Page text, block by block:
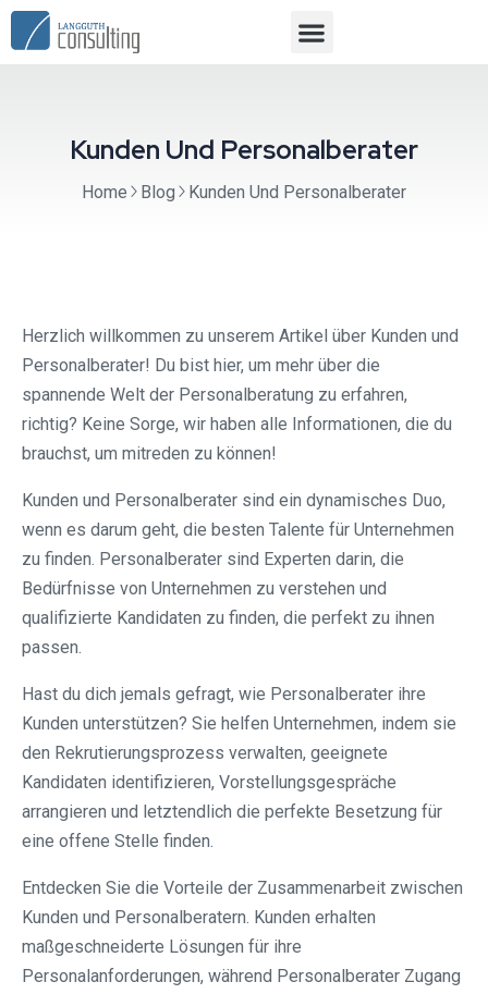
Kunden Und Personalberater
Home Blog Kunden Und Personalberater
Herzlich willkommen zu unserem Artikel über Kunden und
Personalberater! Du bist hier, um mehr über die
spannende Welt der Personalberatung zu erfahren,
richtig? Keine Sorge, wir haben alle Informationen, die du
brauchst, um mitreden zu können!
Kunden und Personalberater sind ein dynamisches Duo,
wenn es darum geht, die besten Talente für Unternehmen
zu finden. Personalberater sind Experten darin, die
Bedürfnisse von Unternehmen zu verstehen und
qualifizierte Kandidaten zu finden, die perfekt zu ihnen
passen.
Hast du dich jemals gefragt, wie Personalberater ihre
Kunden unterstützen? Sie helfen Unternehmen, indem sie
den Rekrutierungsprozess verwalten, geeignete
Kandidaten identifizieren, Vorstellungsgespräche
arrangieren und letztendlich die perfekte Besetzung für
eine offene Stelle finden.
Entdecken Sie die Vorteile der Zusammenarbeit zwischen
Kunden und Personalberatern. Kunden erhalten
maßgeschneiderte Lösungen für ihre
Personalanforderungen, während Personalberater Zugang